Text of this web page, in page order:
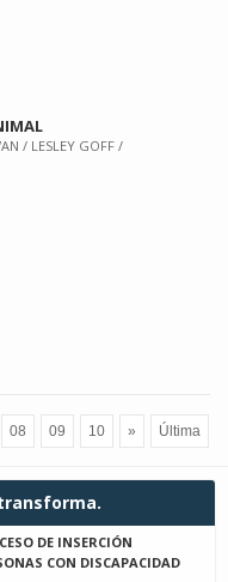
/ LESLEY GOFF /
08 09 10 » Última
DE INSERCIÓN
CON DISCAPACIDAD